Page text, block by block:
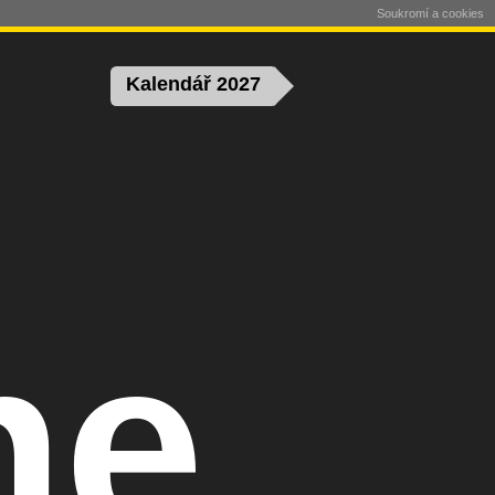
Kalendář 2027
Soukromí a cookies